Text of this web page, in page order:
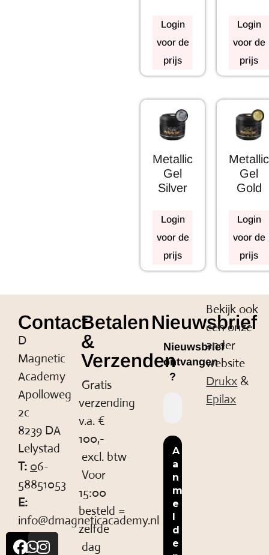
Login
voor de
prijs
Login
voor de
prijs
Metallic
Gel
Silver
Login
voor de
prijs
Metallic
Gel
Gold
Login
voor de
prijs
Contact
D
Magnetic
Academy
Apolloweg
2c
8239 DA
Lelystad
T: 06-
58851053
E:
info@dmagneticacademy.nl
Betalen
&
Verzenden
Gratis
verzending
v.a. €
100,-
excl. btw
Voor
15:00
besteld =
zelfde
dag
Nieuwsbrief
Nieuwsbrief
ontvangen
?
Bekijk ook
een onze
ander
website
Drukx &
Epilax